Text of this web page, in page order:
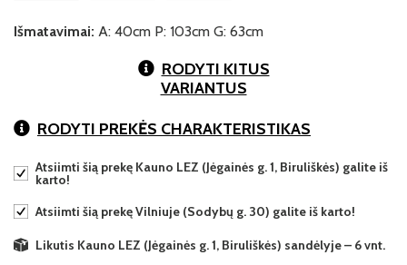
Išmatavimai: A: 40cm P: 103cm G: 63cm
RODYTI KITUS
VARIANTUS
RODYTI PREKĖS CHARAKTERISTIKAS
Atsiimti šią prekę Kauno LEZ (Jėgainės g. 1, Biruliškės) galite iš
karto!
Atsiimti šią prekę Vilniuje (Sodybų g. 30) galite iš karto!
Likutis Kauno LEZ (Jėgainės g. 1, Biruliškės) sandėlyje – 6 vnt.